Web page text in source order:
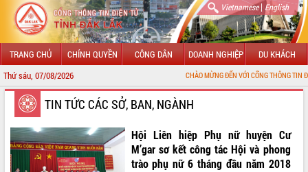
Vietnamese| English
TRANG CHỦ CHÍNH QUYỀN CÔNG DÂN DOANH NGHIỆP DU KHÁCH
Thứ sáu, 07/08/2026 CHÀO MỪNG ĐẾN VỚI CỔNG THÔNG TIN ĐIỆN TỬ TỈNH
GIỚI THIỆU
LÃNH ĐẠO UBND TỈNH
TIN TỨC SỰ KIỆN
TIN TỨC CÁC SỞ, BAN, NGÀNH
Hội Liên hiệp Phụ nữ huyện Cư
M’gar sơ kết công tác Hội và phong
trào phụ nữ 6 tháng đầu năm 2018